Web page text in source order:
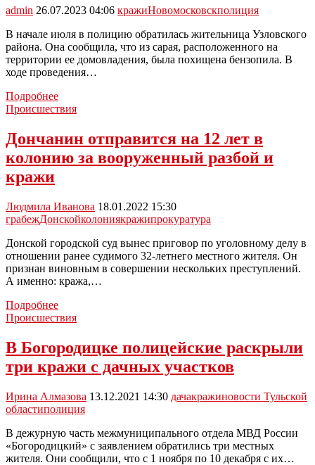
снизилось
краж
и
грабежей
admin 26.07.2023 04:06 кражиНовомосковскполиция
В начале июля в полицию обратилась жительница Узловского
района. Она сообщила, что из сарая, расположенного на
территории ее домовладения, была похищена бензопила. В
ходе проведения…
ПодробнееВ
Узловском
кража
из
Происшествия
Дончанин отправится на 12 лет в
колонию за вооруженный разбой и
кражи
Людмила Иванова 18.01.2022 15:30
грабежДонскойколониякражипрокуратура
Донской городской суд вынес приговор по уголовному делу в
отношении ранее судимого 32-летнего местного жителя. Он
признан виновным в совершении нескольких преступлений.
А именно: кража,…
ПодробнееДончанин
отправится
лет
в
за
вооруженный
разбой
и
кражи
Происшествия
В Богородицке полицейские раскрыли
три кражи с дачных участков
Ирина Алмазова 13.12.2021 14:30 дачакражиновости Тульской
областиполиция
В дежурную часть межмуниципального отдела МВД России
«Богородицкий» с заявлением обратились три местных
жителя. Они сообщили, что с 1 ноября по 10 декабря с их…